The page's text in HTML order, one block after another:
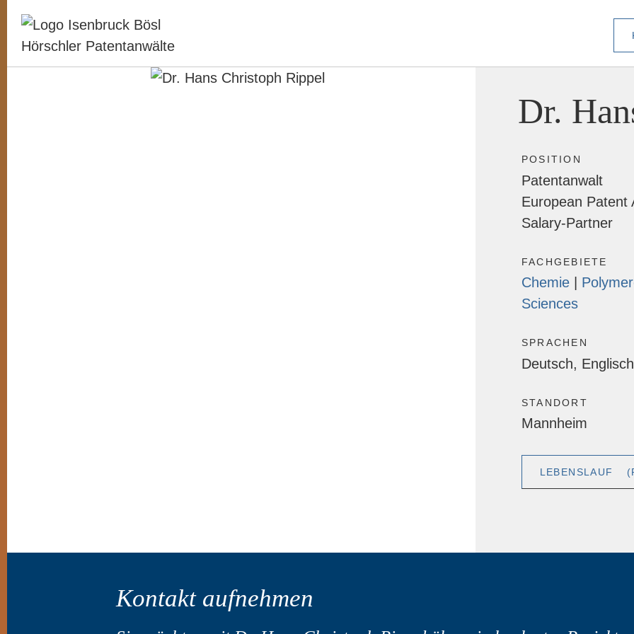
Dr.
POSITION
Patentanwalt
European Patent
Salary-Partner
FACHGEBIETE
Chemie
Sciences
SPRACHEN
Deutsch, Englisch
STANDORT
Mannheim
LEBENSLAUF
Kontakt aufnehmen